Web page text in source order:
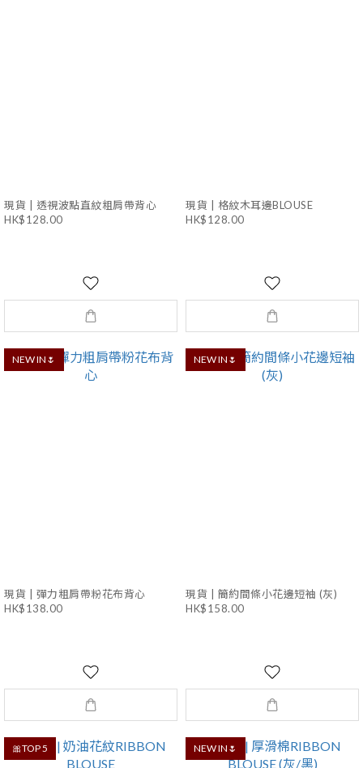
現貨 | 透視波點直紋粗肩帶背心
HK$128.00
現貨 | 格紋木耳邊BLOUSE
HK$128.00
NEW IN🌷
現貨 | 彈力粗肩帶粉花布背心
HK$138.00
NEW IN🌷
現貨 | 簡約間條小花邊短袖 (灰)
HK$158.00
🎀TOP 5 NEW IN🌷